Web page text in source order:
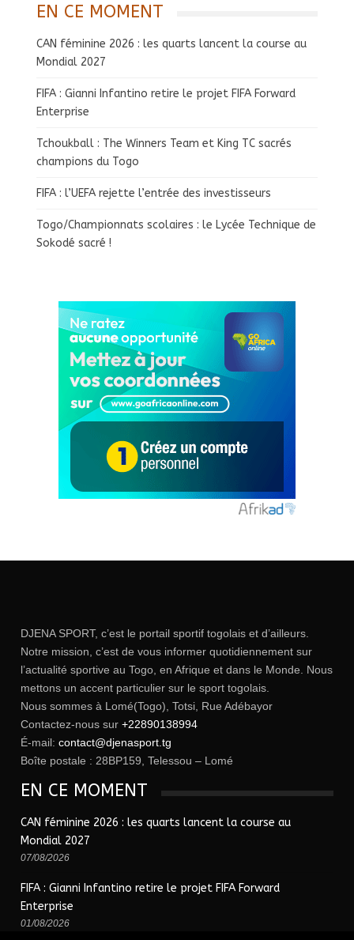
EN CE MOMENT
CAN féminine 2026 : les quarts lancent la course au
Mondial 2027
FIFA : Gianni Infantino retire le projet FIFA Forward
Enterprise
Tchoukball : The Winners Team et King TC sacrés
champions du Togo
FIFA : l’UEFA rejette l’entrée des investisseurs
Togo/Championnats scolaires : le Lycée Technique de
Sokodé sacré !
DJENA SPORT, c’est le portail sportif togolais et d’ailleurs.
Notre mission, c’est de vous informer quotidiennement sur
l’actualité sportive au Togo, en Afrique et dans le Monde. Nous
mettons un accent particulier sur le sport togolais.
Nous sommes à Lomé(Togo), Totsi, Rue Adébayor
Contactez-nous sur +22890138994
É-mail: contact@djenasport.tg
Boîte postale : 28BP159, Telessou – Lomé
EN CE MOMENT
CAN féminine 2026 : les quarts lancent la course au
Mondial 2027
07/08/2026
FIFA : Gianni Infantino retire le projet FIFA Forward
Enterprise
01/08/2026